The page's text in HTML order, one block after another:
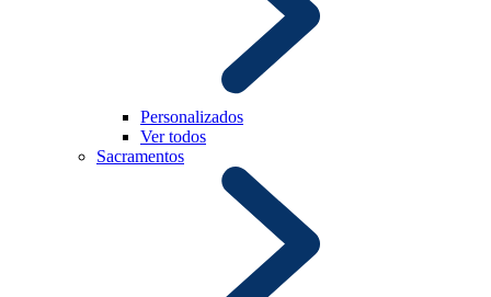
Personalizados
Ver todos
Sacramentos